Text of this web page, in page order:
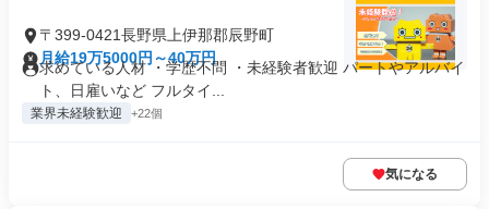
〒399-0421長野県上伊那郡辰野町
月給19万5000円～40万円
求めている人材 ・学歴不問 ・未経験者歓迎 パートやアルバイ
ト、日雇いなど フルタイ...
業界未経験歓迎 +22個
気になる